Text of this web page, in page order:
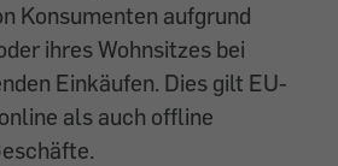
Konsumenten aufgrund
ihres Wohnsitzes bei
Einkäufen. Dies gilt EU-
als auch offline